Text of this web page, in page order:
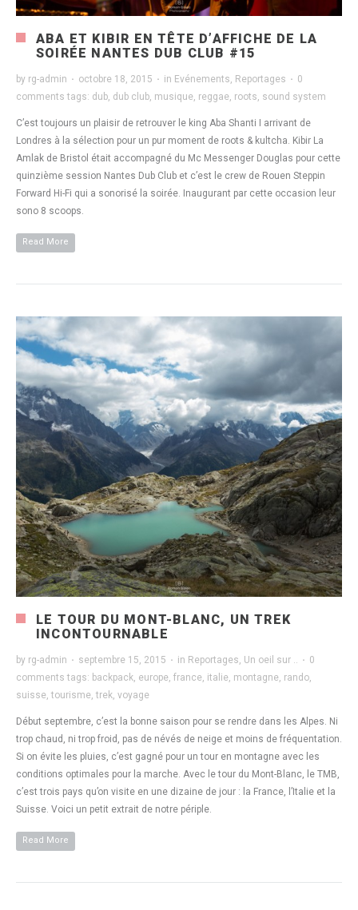
ABA ET KIBIR EN TÊTE D’AFFICHE DE LA
SOIRÉE NANTES DUB CLUB #15
by rg-admin · octobre 18, 2015 · in Evénements, Reportages · 0
comments tags: dub, dub club, musique, reggae, roots, sound system
C’est toujours un plaisir de retrouver le king Aba Shanti I arrivant de
Londres à la sélection pour un pur moment de roots & kultcha. Kibir La
Amlak de Bristol était accompagné du Mc Messenger Douglas pour cette
quinzième session Nantes Dub Club et c’est le crew de Rouen Steppin
Forward Hi-Fi qui a sonorisé la soirée. Inaugurant par cette occasion leur
sono 8 scoops.
Read More
LE TOUR DU MONT-BLANC, UN TREK
INCONTOURNABLE
by rg-admin · septembre 15, 2015 · in Reportages Un oeil sur .. · 0
comments tags: backpack europe france italie montagne rando
suisse tourisme trek voyage
Début septembre, c’est la bonne saison pour se rendre dans les Alpes. Ni
trop chaud, ni trop froid, pas de névés de neige et moins de fréquentation.
Si on évite les pluies, c’est gagné pour un tour en montagne avec les
conditions optimales pour la marche. Avec le tour du Mont-Blanc, le TMB,
c’est trois pays qu’on visite en une dizaine de jour : la France, l’Italie et la
Suisse. Voici un petit extrait de notre périple.
Read More